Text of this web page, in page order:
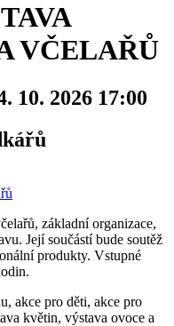
VČELAŘŮ
10. 2026 17:00
základní organizace,
Její součástí bude soutěž
produkty. Vstupné
akce pro děti, akce pro
květin, výstava ovoce a